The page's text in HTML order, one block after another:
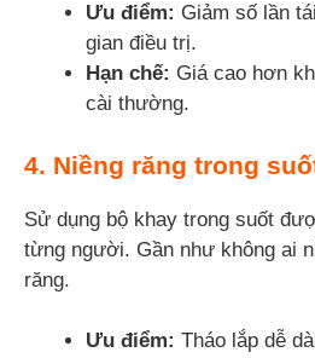
Ưu điểm: Giảm số lần
gian điều trị.
Hạn chế: Giá cao hơn
cài thường.
4. Niềng răng trong
Sử dụng bộ khay trong suốt
từng người. Gần như không ai
răng.
Ưu điểm: Tháo lắp dễ